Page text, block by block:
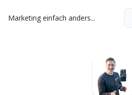
Marketing einfach anders...